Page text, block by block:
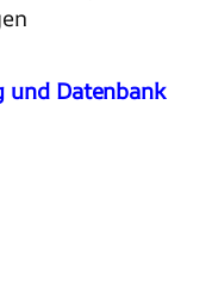
und Datenbank